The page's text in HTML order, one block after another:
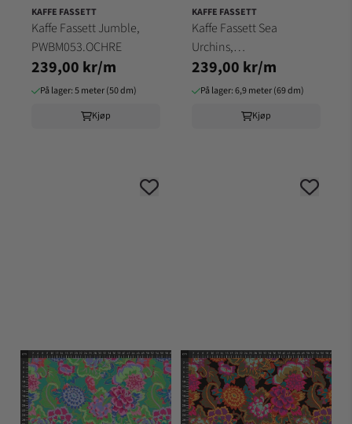
KAFFE FASSETT
Kaffe Fassett Jumble,
PWBM053.OCHRE
239,00 kr/m
På lager: 5 meter (50 dm)
Kjøp
KAFFE FASSETT
Kaffe Fassett Sea
Urchins,
PWPJ100,ANTIQUE
239,00 kr/m
På lager: 6,9 meter (69 dm)
Kjøp